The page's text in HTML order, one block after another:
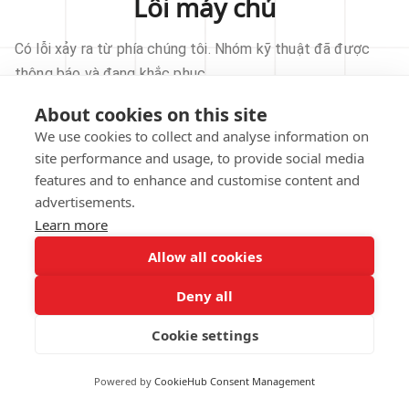
About cookies on this site
We use cookies to collect and analyse information on
site performance and usage, to provide social media
features and to enhance and customise content and
advertisements.
Learn more
Allow all cookies
Deny all
Cookie settings
Powered by CookieHub Consent Management
Lỗi máy chủ
Có lỗi xảy ra từ phía chúng tôi. Nhóm kỹ thuật đã được
thông báo và đang khắc phục.
THỬ LẠI
VỀ TRANG CHỦ
notified.